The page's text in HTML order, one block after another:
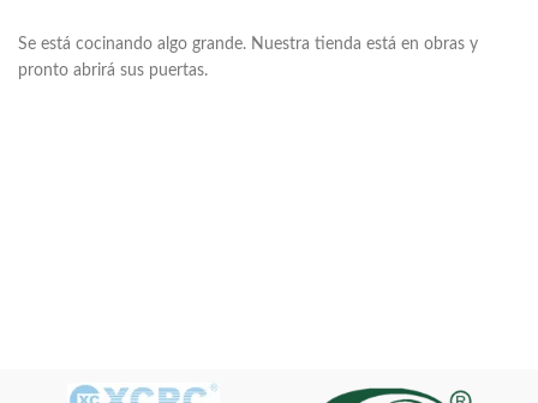
Se está cocinando algo grande. Nuestra tienda está en obras y
pronto abrirá sus puertas.